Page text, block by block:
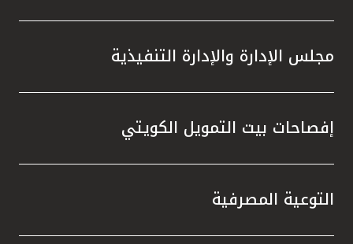
مجلس الإدارة والإدارة التنفيذية
إفصاحات بيت التمويل الكويتي
التوعية المصرفية